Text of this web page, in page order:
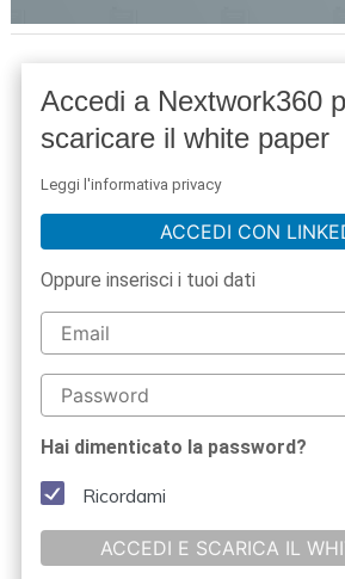
Accedi a Nextwork360
scaricare il white paper
Leggi l'informativa privacy
ACCEDI CON
Oppure inserisci i tuoi dati
Hai dimenticato la password?
Ricordami
ACCEDI E SCARICA IL